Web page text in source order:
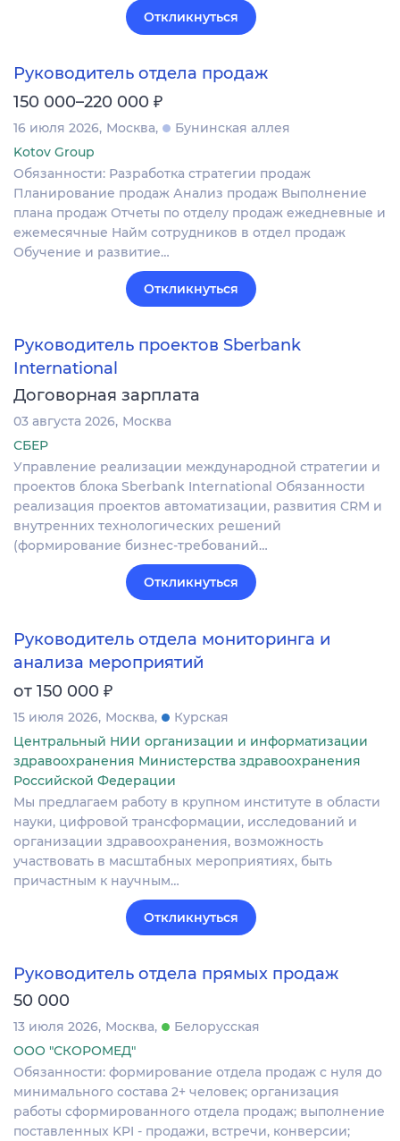
Откликнуться
Руководитель отдела продаж
150 000–220 000 ₽
16 июля 2026 Москва
Бунинская аллея
Kotov Group
Обязанности: Разработка стратегии продаж
Планирование продаж Анализ продаж Выполнение
плана продаж Отчеты по отделу продаж ежедневные и
ежемесячные Найм сотрудников в отдел продаж
Обучение и развитие…
Откликнуться
Руководитель проектов Sberbank
International
Договорная зарплата
03 августа 2026 Москва
СБЕР
Управление реализации международной стратегии и
проектов блока Sberbank International Обязанности
реализация проектов автоматизации, развития CRM и
внутренних технологических решений
(формирование бизнес-требований…
Откликнуться
Руководитель отдела мониторинга и
анализа мероприятий
от 150 000 ₽
15 июля 2026 Москва
Курская
Центральный НИИ организации и информатизации
здравоохранения Министерства здравоохранения
Российской Федерации
Мы предлагаем работу в крупном институте в области
науки, цифровой трансформации, исследований и
организации здравоохранения, возможность
участвовать в масштабных мероприятиях, быть
причастным к научным…
Откликнуться
Руководитель отдела прямых продаж
50 000
13 июля 2026 Москва
Белорусская
ООО "СКОРОМЕД"
Обязанности: формирование отдела продаж с нуля до
минимального состава 2+ человек; организация
работы сформированного отдела продаж; выполнение
поставленных KPI - продажи, встречи, конверсии;